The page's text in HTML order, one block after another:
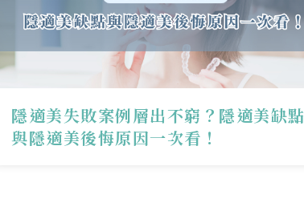
隱適美失敗案例層出不窮？隱適美缺點
與隱適美後悔原因一次看！